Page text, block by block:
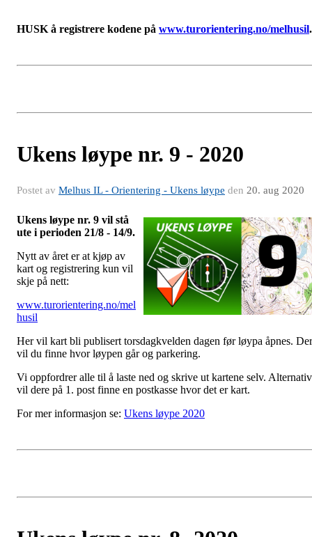
HUSK å registrere kodene på www.turorientering.no/melhusil
Ukens løype nr. 9 - 2020
Postet av Melhus IL - Orientering - Ukens løype den 20. aug 2020
Ukens løype nr. 9 vil stå
ute i perioden 21/8 - 14/9.
Nytt av året er at kjøp av
kart og registrering kun vil
skje på nett:
www.turorientering.no/mel
husil
Her vil kart bli publisert torsdagkvelden dagen før løypa åpnes. Der
vil du finne hvor løypen går og parkering.
Vi oppfordrer alle til å laste ned og skrive ut kartene selv.
vil dere på 1. post finne en postkasse hvor det er kart.
For mer informasjon se: Ukens løype 2020